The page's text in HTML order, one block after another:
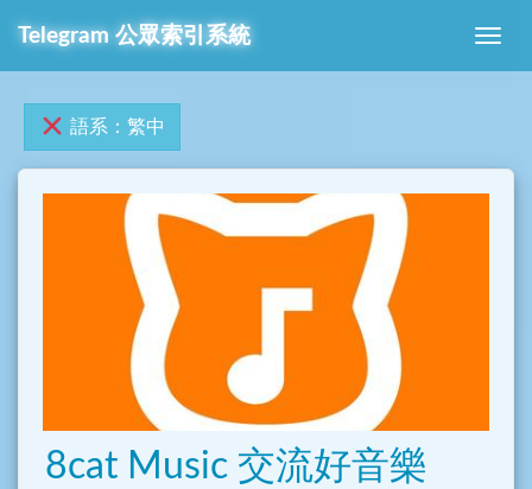
Telegram 公眾索引系統
語系：繁中
8cat Music 交流好音樂